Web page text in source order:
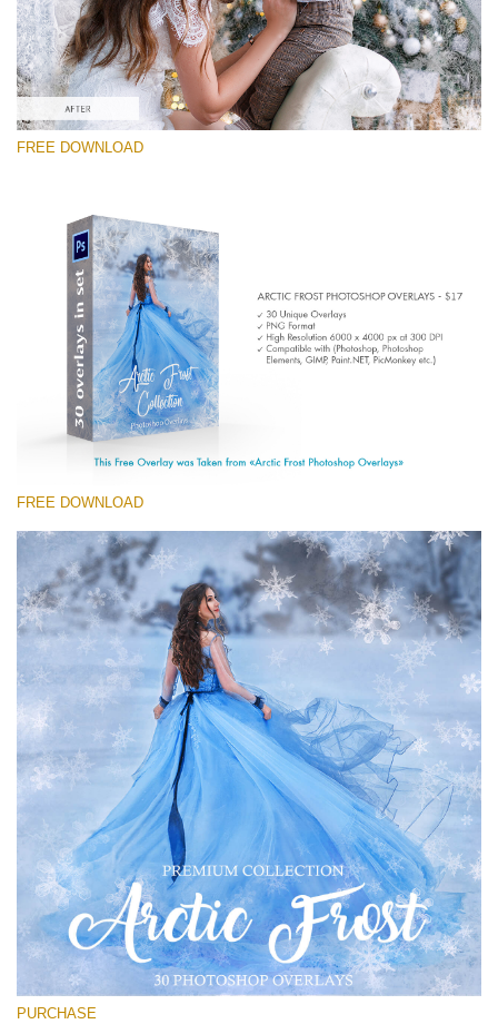
Small 800*533px
Artic Frost
(30 Overlays)
Large 6000*4000px
Large 6000*4000px
Entire Collection
(1783 Overlays)
Large 6000*4000px
ดาวน์โหลดฟรี
FREE DOWNLOAD
FREE DOWNLOAD
PURCHASE